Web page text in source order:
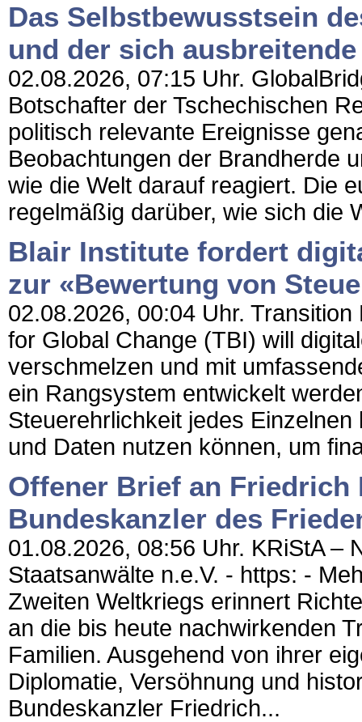
Das Selbstbewusstsein
und der sich
02.08.2026, 07:15 Uhr.
Botschafter der Tschechischen
politisch relevante Ereignisse
Beobachtungen der Brandherde
wie die Welt darauf reagiert. Die
regelmäßig darüber, wie sich die
Blair Institute fordert
zur «Bewertung von
02.08.2026, 00:04 Uhr.
for Global Change (TBI) will
verschmelzen und mit
ein Rangsystem entwickelt
Steuerehrlichkeit jedes
und Daten nutzen können, um
Offener Brief an Friedrich
Bundeskanzler des
01.08.2026, 08:56 Uhr. KRiStA –
Staatsanwälte n.e.V. - https: -
Zweiten Weltkriegs erinnert
an die bis heute nachwirkenden
Familien. Ausgehend von ihrer
Diplomatie, Versöhnung und
Bundeskanzler Friedrich...